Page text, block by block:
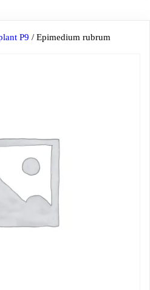
P9 / Epimedium rubrum